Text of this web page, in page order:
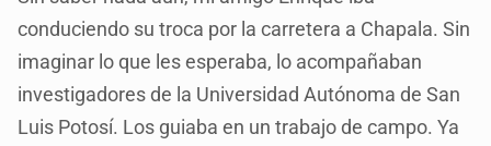
conduciendo su troca por la carretera a Chapala. Sin
imaginar lo que les esperaba, lo acompañaban
investigadores de la Universidad Autónoma de San
Luis Potosí. Los guiaba en un trabajo de campo. Ya